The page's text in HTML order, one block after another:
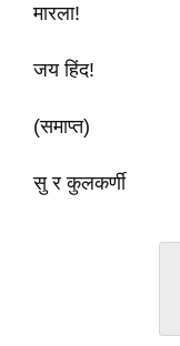
मारला!
जय हिंद!
(समाप्त)
सु र कुलकर्णी